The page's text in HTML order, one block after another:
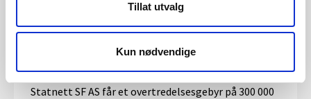
Tillat utvalg
Kun nødvendige
NVE gir Statnett SF et overtredelsesgebyr på 300
10.04.2025
Statnett SF AS får et overtredelsesgebyr på 300 000